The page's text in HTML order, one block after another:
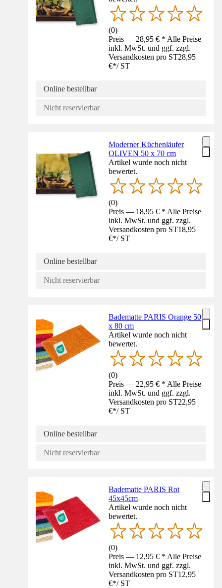
(0)
Preis — 28,95 € * Alle Preise
inkl. MwSt. und ggf. zzgl.
Versandkosten pro ST28,95
€*/ ST
Online bestellbar
Nicht reservierbar
Moderner Küchenläufer
OLIVEN 50 x 70 cm
Artikel wurde noch nicht
bewertet.
(0)
Preis — 18,95 € * Alle Preise
inkl. MwSt. und ggf. zzgl.
Versandkosten pro ST18,95
€*/ ST
Online bestellbar
Nicht reservierbar
Badematte PARIS Orange 50
x 80 cm
Artikel wurde noch nicht
bewertet.
(0)
Preis — 22,95 € * Alle Preise
inkl. MwSt. und ggf. zzgl.
Versandkosten pro ST22,95
€*/ ST
Online bestellbar
Nicht reservierbar
Badematte PARIS Rot
45x45cm
Artikel wurde noch nicht
bewertet.
(0)
Preis — 12,95 € * Alle Preise
inkl. MwSt. und ggf. zzgl.
Versandkosten pro ST12,95
€*/ ST